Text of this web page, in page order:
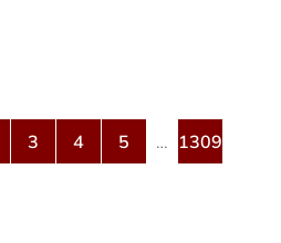
3 4 5 … 1309